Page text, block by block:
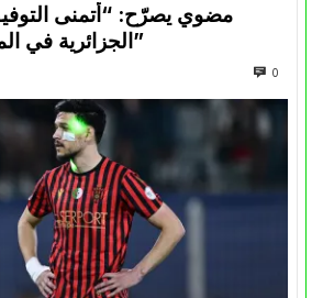
مضوي يصرّح: “أتمنى
الجزائرية في المسابقات القارية”
0